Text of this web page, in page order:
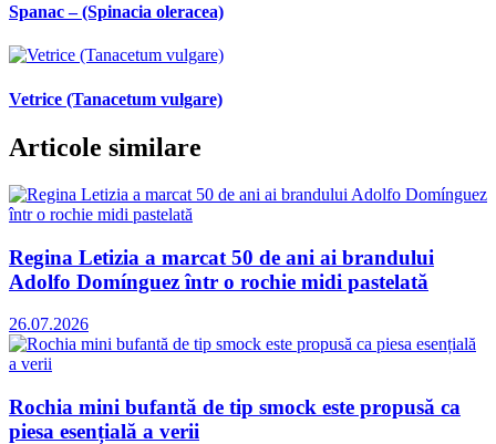
Spanac – (Spinacia oleracea)
Vetrice (Tanacetum vulgare)
Articole similare
Regina Letizia a marcat 50 de ani ai brandului
Adolfo Domínguez într o rochie midi pastelată
26.07.2026
Rochia mini bufantă de tip smock este propusă ca
piesa esențială a verii